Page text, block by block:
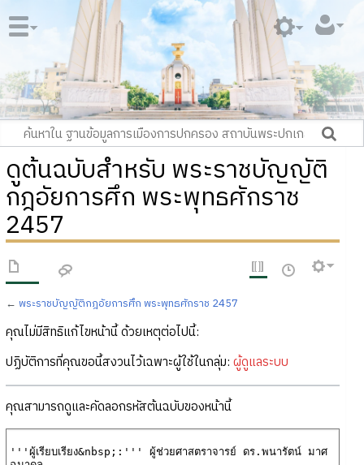
ดูต้นฉบับสำหรับ พระราชบัญญัติ
กฎอัยการศึก พระพุทธศักราช
2457
← พระราชบัญญัติกฎอัยการศึก พระพุทธศักราช 2457
คุณไม่มีสิทธิแก้ไขหน้านี้ ด้วยเหตุต่อไปนี้:
ปฏิบัติการที่คุณขอนี้สงวนไว้เฉพาะผู้ใช้ในกลุ่ม: ผู้ดูแลระบบ
คุณสามารถดูและคัดลอกรหัสต้นฉบับของหน้านี้